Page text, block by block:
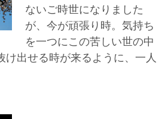
ないご時世になりました
が、今が頑張り時。気持ち
を一つにこの苦しい世の中
け出せる時が来るように、一人